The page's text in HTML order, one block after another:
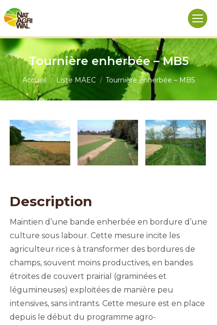
Tournière enherbée – MB5
Vous êtes ici :
Accueil Liste MAEC Tournière enherbée – MB5
Description
Maintien d’une bande enherbée en bordure d’une
culture sous labour. Cette mesure incite les
agriculteur·rice·s à transformer des bordures de
champs, souvent moins productives, en bandes
étroites de couvert prairial (graminées et
légumineuses) exploitées de manière peu
intensives, sans intrants. Cette mesure est en place
depuis le début du programme agro-